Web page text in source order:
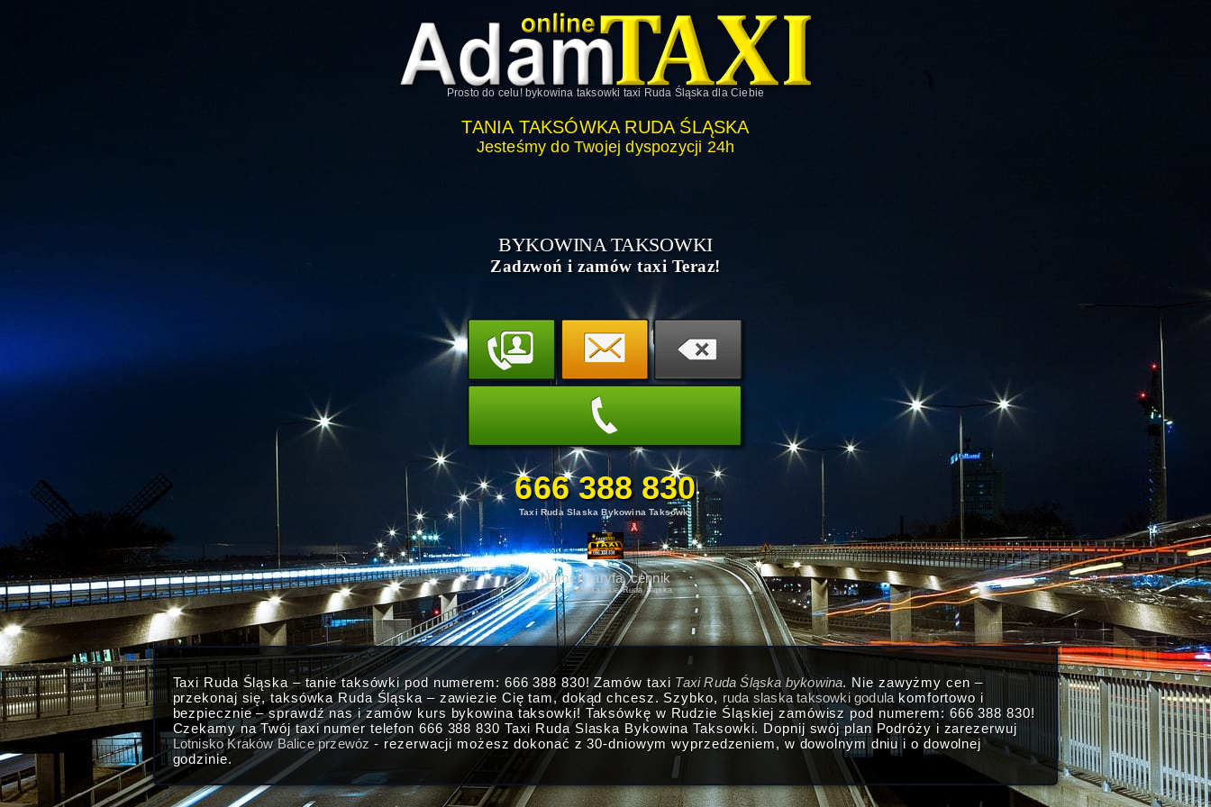
Prosto do celu! bykowina taksowki taxi Ruda Śląskadla Ciebie
TANIA TAKSÓWKA RUDA ŚLĄSKA
Jesteśmy do Twojej dyspozycji 24h
BYKOWINA TAKSOWKI
Zadzwoń i zamów taxi Teraz!
666 388 830
Taxi Ruda Slaska Bykowina Taksowki
Numer, taryfa, cennik
Usługi taksówkarskie Ruda Śląska.
Taxi Ruda Śląska – tanie taksówki pod numerem: 666 388 830! Zamów taxi Taxi Ruda Śląska bykowina. Nie zawyżmy cen –
przekonaj się, taksówka Ruda Śląska – zawiezie Cię tam, dokąd chcesz. Szybko, ruda slaska taksowki godula komfortowo i
bezpiecznie – sprawdź nas i zamów kurs bykowina taksowki! Taksówkę w Rudzie Śląskiej zamówisz pod numerem: 666 388 830!
Czekamy na Twój taxi numer telefon 666 388 830 Taxi Ruda Slaska Bykowina Taksowki. Dopnij swój plan Podróży i zarezerwuj
Lotnisko Kraków Balice przewóz - rezerwacji możesz dokonać z 30-dniowym wyprzedzeniem, w dowolnym dniu i o dowolnej
godzinie.